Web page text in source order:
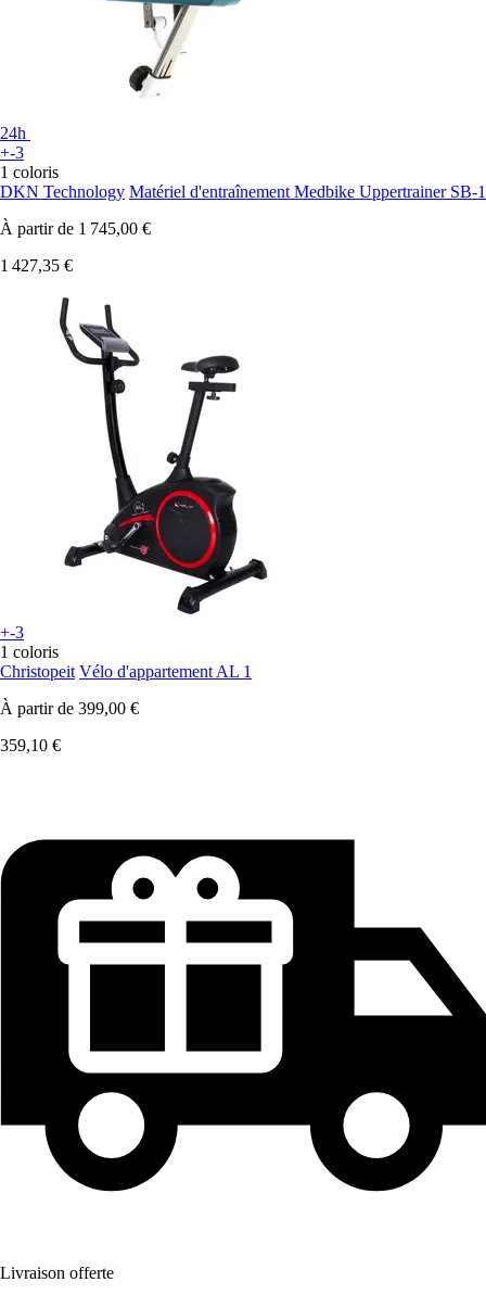
24h
+-3
1 coloris
DKN Technology Matériel d'entraînement Medbike Uppertrainer SB-1
À partir de 1 745,00 €
1 427,35 €
+-3
1 coloris
Christopeit Vélo d'appartement AL 1
À partir de 399,00 €
359,10 €
Livraison offerte